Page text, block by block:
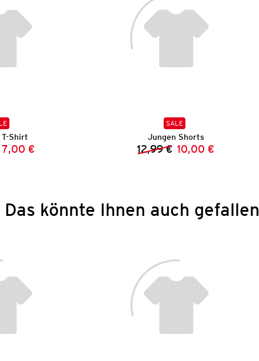
Shirt
Preis:
Preis:
7,00 €
SALE
Jungen Shorts
Vorheriger Preis:
12,99 € Neuer Preis:
10,00 €
Das könnte Ihnen auch gefallen